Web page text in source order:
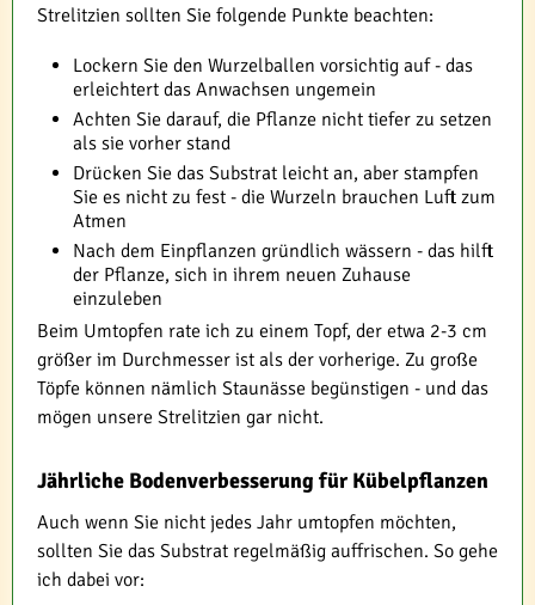
Strelitzien sollten Sie folgende Punkte beachten:
Lockern Sie den Wurzelballen vorsichtig auf - das
erleichtert das Anwachsen ungemein
Achten Sie darauf, die Pflanze nicht tiefer zu setzen
als sie vorher stand
Drücken Sie das Substrat leicht an, aber stampfen
Sie es nicht zu fest - die Wurzeln brauchen Luft zum
Atmen
Nach dem Einpflanzen gründlich wässern - das hilft
der Pflanze, sich in ihrem neuen Zuhause
einzuleben
Beim Umtopfen rate ich zu einem Topf, der etwa 2-3 cm
größer im Durchmesser ist als der vorherige. Zu große
Töpfe können nämlich Staunässe begünstigen - und das
mögen unsere Strelitzien gar nicht.
Jährliche Bodenverbesserung für Kübelpflanzen
Auch wenn Sie nicht jedes Jahr umtopfen möchten,
sollten Sie das Substrat regelmäßig auffrischen. So gehe
ich dabei vor: